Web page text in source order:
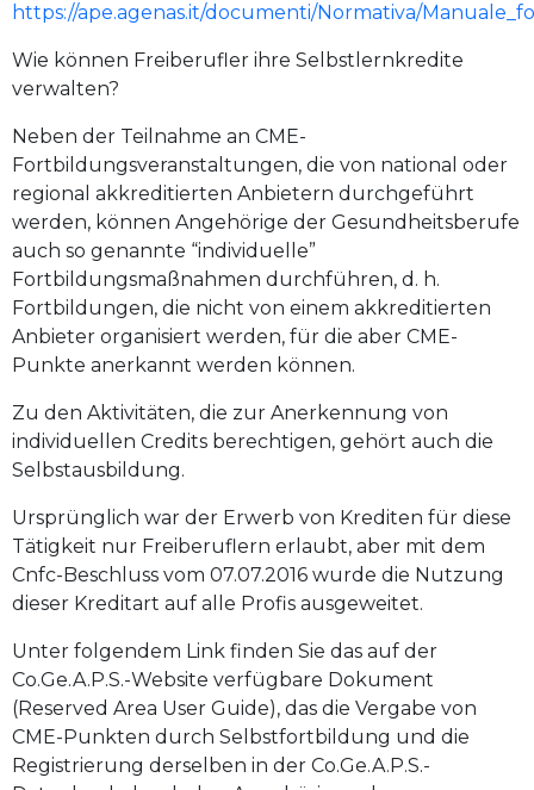
https://ape.agenas.it/documenti/Normativa/
Wie können Freiberufler ihre Selbstlernkredite
verwalten?
Neben der Teilnahme an CME-
Fortbildungsveranstaltungen, die von national oder
regional akkreditierten Anbietern durchgeführt
werden, können Angehörige der Gesundheitsberufe
auch so genannte “individuelle”
Fortbildungsmaßnahmen durchführen, d. h.
Fortbildungen, die nicht von einem akkreditierten
Anbieter organisiert werden, für die aber CME-
Punkte anerkannt werden können.
Zu den Aktivitäten, die zur Anerkennung von
individuellen Credits berechtigen, gehört auch die
Selbstausbildung.
Ursprünglich war der Erwerb von Krediten für diese
Tätigkeit nur Freiberuflern erlaubt, aber mit dem
Cnfc-Beschluss vom 07.07.2016 wurde die Nutzung
dieser Kreditart auf alle Profis ausgeweitet.
Unter folgendem Link finden Sie das auf der
Co.Ge.A.P.S.-Website verfügbare Dokument
(Reserved Area User Guide), das die Vergabe von
CME-Punkten durch Selbstfortbildung und die
Registrierung derselben in der Co.Ge.A.P.S.-